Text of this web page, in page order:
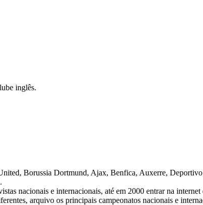
inglês.
Borussia Dortmund, Ajax, Benfica, Auxerre,
nacionais e internacionais, até em 2000 entrar na
arquivo os principais campeonatos nacionais e